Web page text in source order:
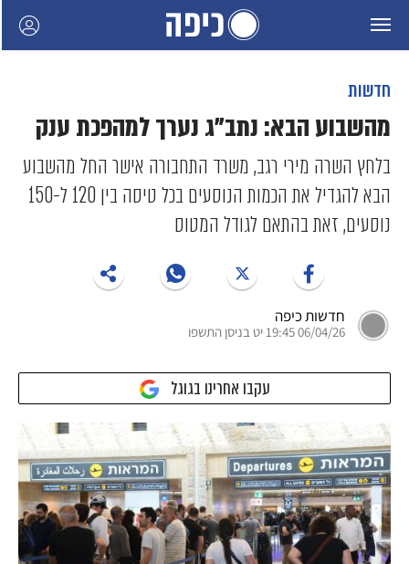
חדשות
מהשבוע הבא: נתב"ג נערך למהפכת ענק
בלחץ השרה מירי רגב, משרד התחבורה אישר החל מהשבוע
הבא להגדיל את הכמות הנוסעים בכל טיסה בין 120 ל-150
נוסעים, זאת בהתאם לגודל המטוס
חדשות כיפה
06/04/26 19:45 יט בניסן התשפו
עקבו אחרינו בגוגל